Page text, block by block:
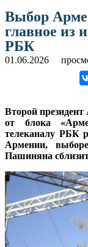
Выбор
главное из
РБК
01.06.2026
Второй
от блока
телеканалу РБК
Армении,
Пашиняна